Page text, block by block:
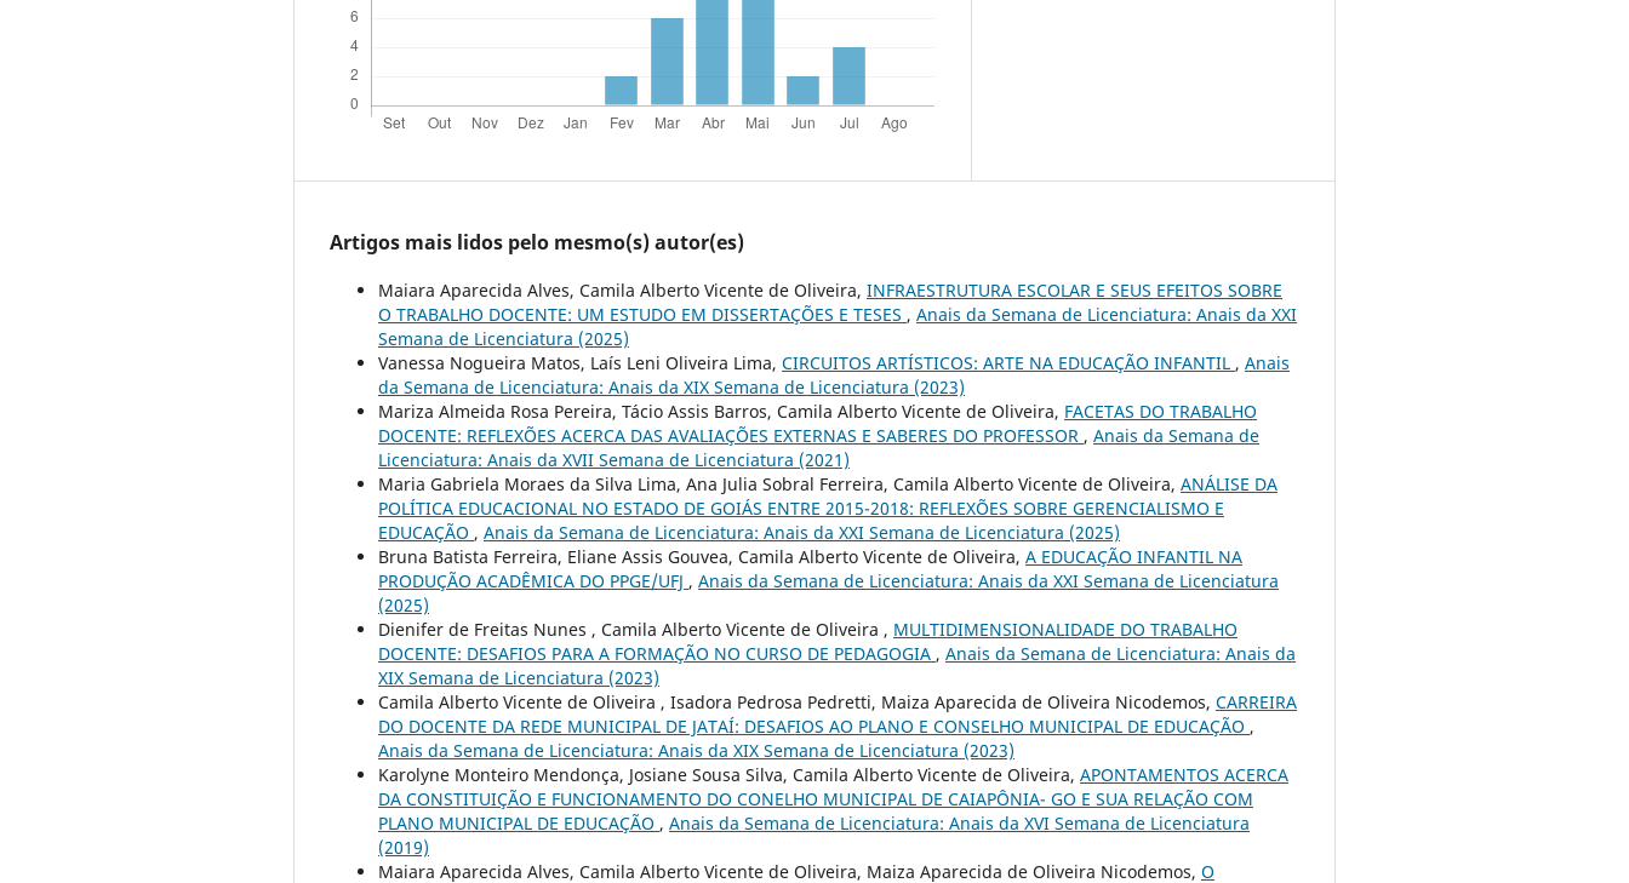
Artigos mais lidos pelo mesmo(s) autor(es)
Maiara Aparecida Alves, Camila Alberto Vicente de Oliveira, INFRAESTRUTURA ESCOLAR E SEUS EFEITOS SOBRE
O TRABALHO DOCENTE: UM ESTUDO EM DISSERTAÇÕES E TESES , Anais da Semana de Licenciatura: Anais da XXI
Semana de Licenciatura (2025)
Vanessa Nogueira Matos, Laís Leni Oliveira Lima, CIRCUITOS ARTÍSTICOS: ARTE NA EDUCAÇÃO INFANTIL , Anais
da Semana de Licenciatura: Anais da XIX Semana de Licenciatura (2023)
Mariza Almeida Rosa Pereira, Tácio Assis Barros, Camila Alberto Vicente de Oliveira, FACETAS DO TRABALHO
DOCENTE: REFLEXÕES ACERCA DAS AVALIAÇÕES EXTERNAS E SABERES DO PROFESSOR , Anais da Semana de
Licenciatura: Anais da XVII Semana de Licenciatura (2021)
Maria Gabriela Moraes da Silva Lima, Ana Julia Sobral Ferreira, Camila Alberto Vicente de Oliveira, ANÁLISE DA
POLÍTICA EDUCACIONAL NO ESTADO DE GOIÁS ENTRE 2015-2018: REFLEXÕES SOBRE GERENCIALISMO E
EDUCAÇÃO , Anais da Semana de Licenciatura: Anais da XXI Semana de Licenciatura (2025)
Bruna Batista Ferreira, Eliane Assis Gouvea, Camila Alberto Vicente de Oliveira, A EDUCAÇÃO INFANTIL NA
PRODUÇÃO ACADÊMICA DO PPGE/UFJ , Anais da Semana de Licenciatura: Anais da XXI Semana de Licenciatura
(2025)
Dienifer de Freitas Nunes , Camila Alberto Vicente de Oliveira , MULTIDIMENSIONALIDADE DO TRABALHO
DOCENTE: DESAFIOS PARA A FORMAÇÃO NO CURSO DE PEDAGOGIA , Anais da Semana de Licenciatura: Anais da
XIX Semana de Licenciatura (2023)
Camila Alberto Vicente de Oliveira , Isadora Pedrosa Pedretti, Maiza Aparecida de Oliveira Nicodemos, CARREIRA
DO DOCENTE DA REDE MUNICIPAL DE JATAÍ: DESAFIOS AO PLANO E CONSELHO MUNICIPAL DE EDUCAÇÃO ,
Anais da Semana de Licenciatura: Anais da XIX Semana de Licenciatura (2023)
Karolyne Monteiro Mendonça, Josiane Sousa Silva, Camila Alberto Vicente de Oliveira, APONTAMENTOS ACERCA
DA CONSTITUIÇÃO E FUNCIONAMENTO DO CONELHO MUNICIPAL DE CAIAPÔNIA- GO E SUA RELAÇÃO COM
PLANO MUNICIPAL DE EDUCAÇÃO , Anais da Semana de Licenciatura: Anais da XVI Semana de Licenciatura
(2019)
Maiara Aparecida Alves, Camila Alberto Vicente de Oliveira, Maiza Aparecida de Oliveira Nicodemos, O